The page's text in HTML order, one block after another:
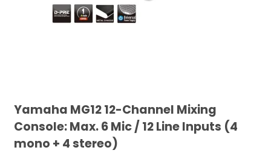
Yamaha MG12 12-Channel Mixing
Console: Max. 6 Mic / 12 Line Inputs (4
mono + 4 stereo)